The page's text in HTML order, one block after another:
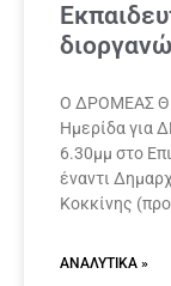
Ο ΔΡΟΜΕΑΣ
Ημερίδα για
6.30μμ στο
έναντι
Κοκκίνης
ΑΝΑΛΥΤΙΚΆ »